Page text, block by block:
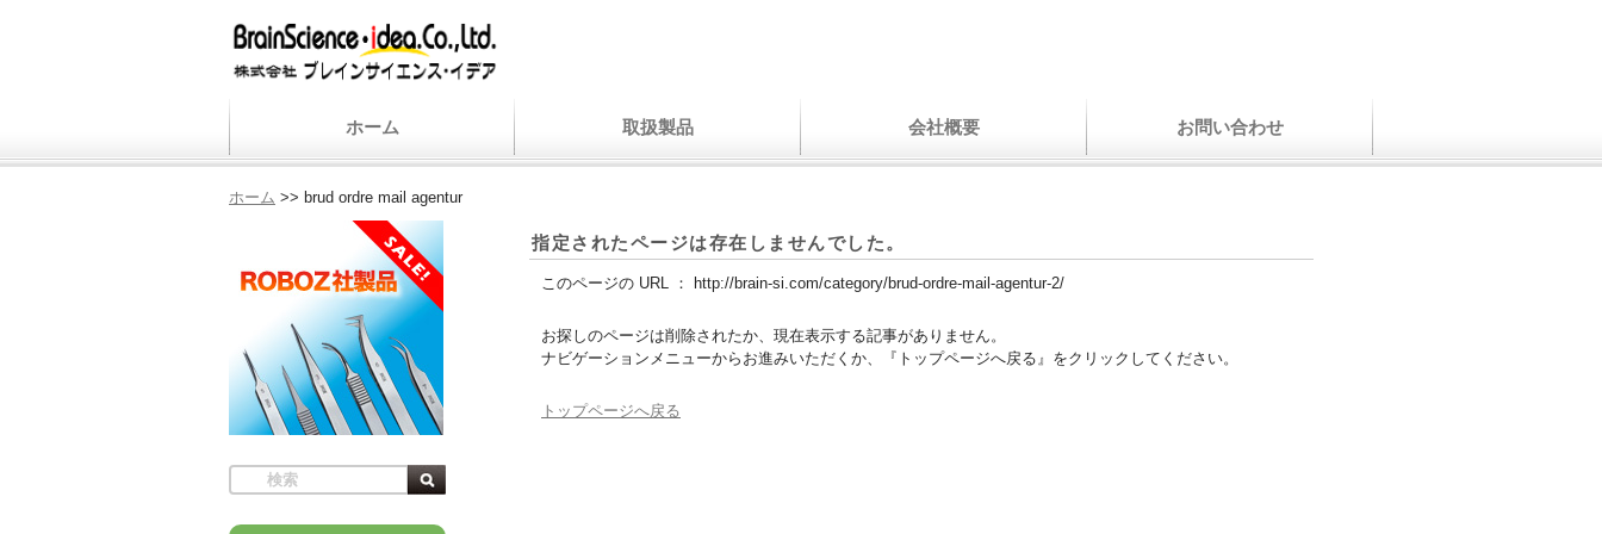
ホーム 取扱製品 会社概要 お問い合わせ
ホーム >> brud ordre mail agentur
指定されたページは存在しませんでした。
このページの URL ： http://brain-si.com/category/brud-ordre-mail-agentur-2/
お探しのページは削除されたか、現在表示する記事がありません。
ナビゲーションメニューからお進みいただくか、『トップページへ戻る』をクリックしてください。
トップページへ戻る